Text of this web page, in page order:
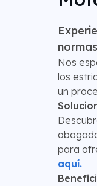
Nos
los
un
para
aquí.